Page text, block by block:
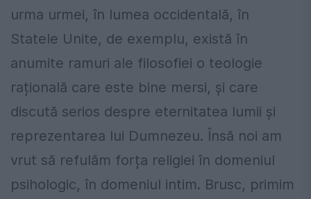
urma urmei, în lumea occidentală, în
Statele Unite, de exemplu, există în
anumite ramuri ale filosofiei o teologie
rațională care este bine mersi, și care
discută serios despre eternitatea lumii și
reprezentarea lui Dumnezeu. Însă noi am
vrut să refulăm forța religiei în domeniul
psihologic, în domeniul intim. Brusc, primim